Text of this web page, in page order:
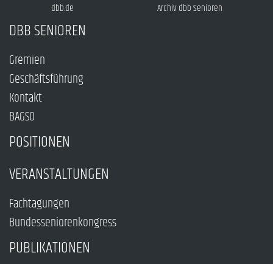
dbb.de Archiv dbb Senioren
DBB SENIOREN
Gremien
Geschäftsführung
Kontakt
BAGSO
POSITIONEN
VERANSTALTUNGEN
Fachtagungen
Bundesseniorenkongress
PUBLIKATIONEN